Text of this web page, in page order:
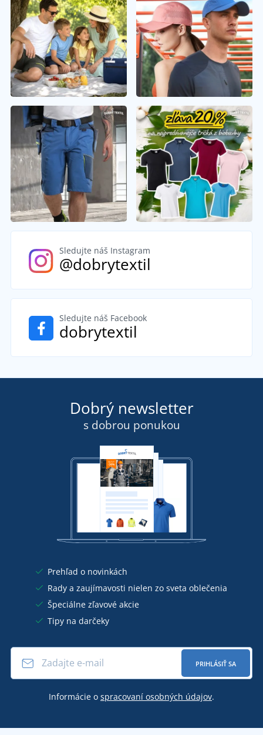
Sledujte náš Instagram
@dobrytextil
Sledujte náš Facebook
dobrytextil
Dobrý newsletter
s dobrou ponukou
Prehľad o novinkách
Rady a zaujímavosti nielen zo sveta oblečenia
Špeciálne zľavové akcie
Tipy na darčeky
PRIHLÁSIŤ SA
Informácie o spracovaní osobných údajov.